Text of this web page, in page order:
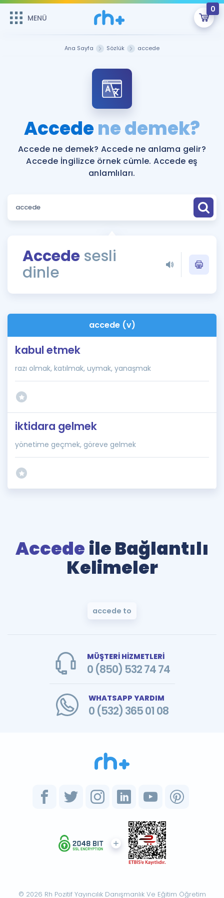
MENÜ
0
ÜYE DEĞİLİM
Sepetin Şu An Boş.
Remzi Hoca ile seni sınava hazırlayacak onlarca eğitim seni
bekliyor!
MENÜ
Faydalı Araçlar
Sözlük
Rehberlik Aracı
ÖSYM Sınav Takvimi
İngilizce Gramer
Hakkımızda
Ana Sayfa Sözlük accede
Accedene demek?
Accede ne demek? Accede ne anlama gelir?
Accede İngilizce örnek cümle. Accede eş
anlamlıları.
Accede sesli
dinle
accede (v)
kabul etmek
razı olmak, katılmak, uymak, yanaşmak
iktidara gelmek
yönetime geçmek, göreve gelmek
Accede ile Bağlantılı
Kelimeler
accede to
MÜŞTERİ HİZMETLERİ
0 (850) 532 74 74
WHATSAPP YARDIM
0 (532) 365 01 08
© 2026 Rh Pozitif Yayıncılık Danışmanlık Ve Eğitim Öğretim